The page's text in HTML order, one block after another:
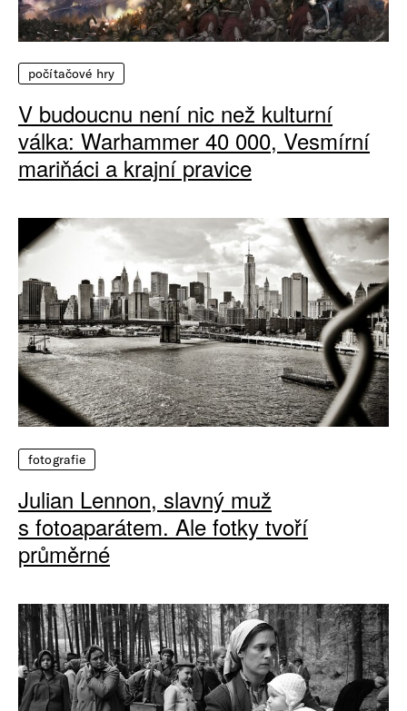
počítačové hry
V budoucnu není nic než kulturní
válka: Warhammer 40 000, Vesmírní
mariňáci a krajní pravice
fotografie
Julian Lennon, slavný muž
s fotoaparátem. Ale fotky tvoří
průměrné